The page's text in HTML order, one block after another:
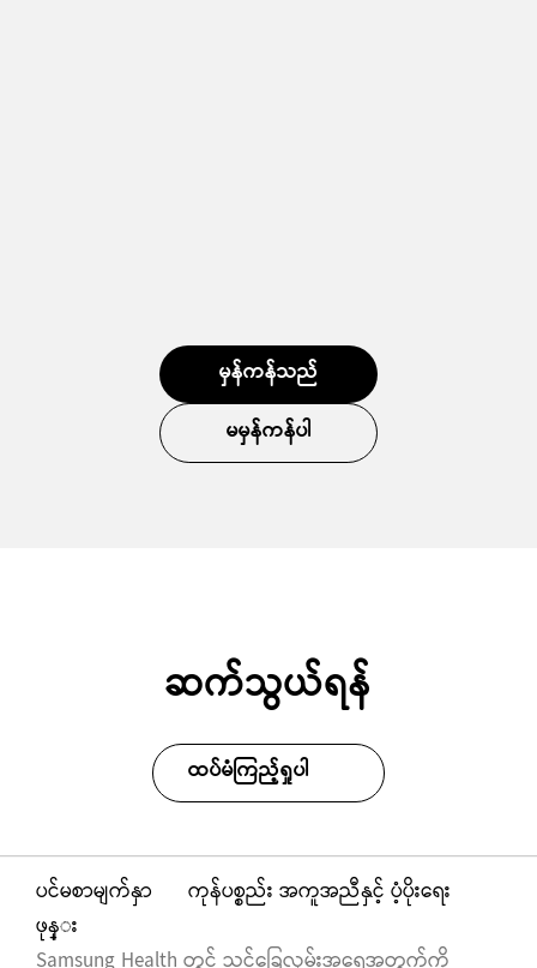
မှန်ကန်သည်
မမှန်ကန်ပါ
ဆက်သွယ်ရန်
ထပ်မံကြည့်ရှုပါ
ပင်မစာမျက်နှာ
ကုန်ပစ္စည်း အကူအညီနှင့် ပံ့ပိုးရေး
ဖုန္း